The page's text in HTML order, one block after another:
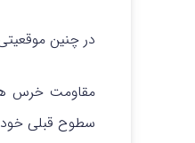
در چنین
مقاومت خرس
سطوح قبلی خود